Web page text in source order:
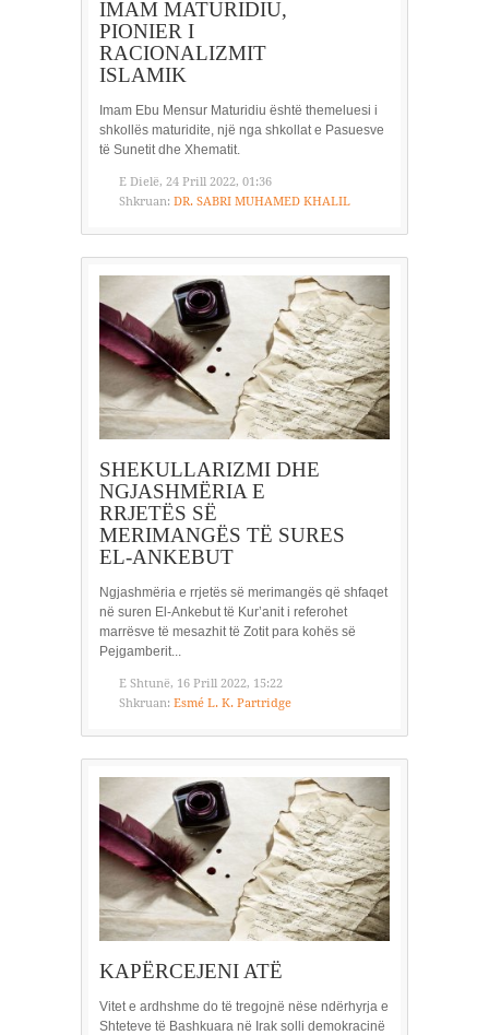
IMAM MATURIDIU,
PIONIER I
RACIONALIZMIT
ISLAMIK
Imam Ebu Mensur Maturidiu është themeluesi i
shkollës maturidite, një nga shkollat e Pasuesve
të Sunetit dhe Xhematit.
E Dielë, 24 Prill 2022, 01:36
Shkruan: DR. SABRI MUHAMED KHALIL
SHEKULLARIZMI DHE
NGJASHMËRIA E
RRJETËS SË
MERIMANGËS TË SURES
EL-ANKEBUT
Ngjashmëria e rrjetës së merimangës që shfaqet
në suren El-Ankebut të Kur’anit i referohet
marrësve të mesazhit të Zotit para kohës së
Pejgamberit...
E Shtunë, 16 Prill 2022, 15:22
Shkruan: Esmé L. K. Partridge
KAPËRCEJENI ATË
Vitet e ardhshme do të tregojnë nëse ndërhyrja e
Shteteve të Bashkuara në Irak solli demokracinë